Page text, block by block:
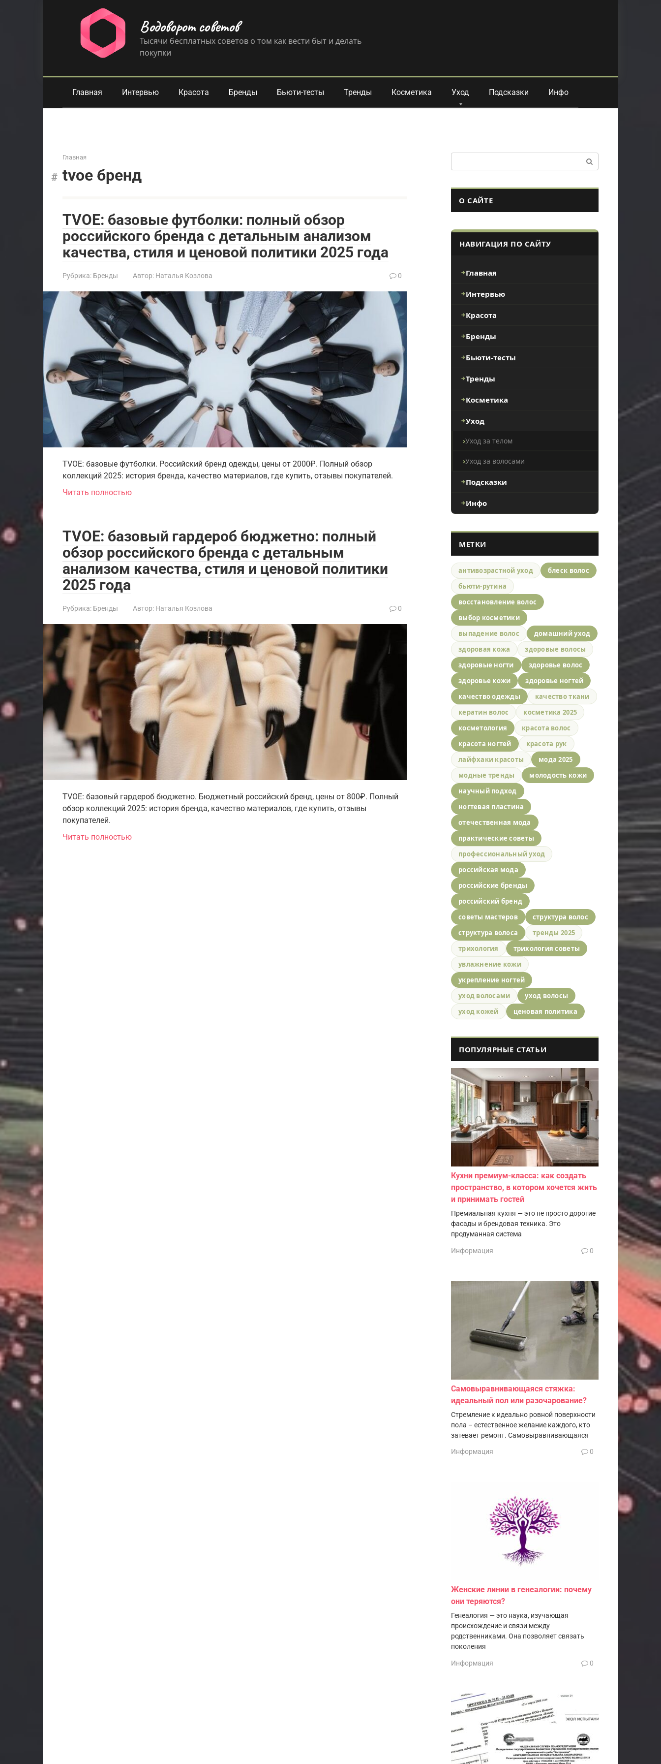
Водоворот советов
Тысячи бесплатных советов о том как вести быт и делать
покупки
Главная Интервью Красота Бренды Бьюти-тесты Тренды Косметика Уход Подсказки Инфо
Главная
tvoe бренд
TVOE: базовые футболки: полный обзор
российского бренда с детальным анализом
качества, стиля и ценовой политики 2025 года
Рубрика: Бренды Автор: Наталья Козлова 0
TVOE: базовые футболки. Российский бренд одежды, цены от 2000₽. Полный обзор
коллекций 2025: история бренда, качество материалов, где купить, отзывы покупателей.
Читать полностью
TVOE: базовый гардероб бюджетно: полный
обзор российского бренда с детальным
анализом качества, стиля и ценовой политики
2025 года
Рубрика: Бренды Автор: Наталья Козлова 0
TVOE: базовый гардероб бюджетно. Бюджетный российский бренд, цены от 800₽. Полный
обзор коллекций 2025: история бренда, качество материалов, где купить, отзывы
покупателей.
Читать полностью
О САЙТЕ
НАВИГАЦИЯ ПО САЙТУ
Главная
Интервью
Красота
Бренды
Бьюти-тесты
Тренды
Косметика
Уход
Уход за телом
Уход за волосами
Подсказки
Инфо
МЕТКИ
антивозрастной уход
блеск волос
бьюти-рутина
восстановление волос
выбор косметики
выпадение волос
домашний уход
здоровая кожа
здоровые волосы
здоровые ногти
здоровье волос
здоровье кожи
здоровье ногтей
качество одежды
качество ткани
кератин волос
косметика 2025
косметология
красота волос
красота ногтей
красота рук
лайфхаки красоты
мода 2025
модные тренды
молодость кожи
научный подход
ногтевая пластина
отечественная мода
практические советы
профессиональный уход
российская мода
российские бренды
российский бренд
советы мастеров
структура волос
структура волоса
тренды 2025
трихология
трихология советы
увлажнение кожи
укрепление ногтей
уход волосами
уход волосы
уход кожей
ценовая политика
ПОПУЛЯРНЫЕ СТАТЬИ
Кухни премиум-класса: как создать
пространство, в котором хочется жить
и принимать гостей
Премиальная кухня — это не просто дорогие
фасады и брендовая техника. Это
продуманная система
Информация 0
Самовыравнивающаяся стяжка:
идеальный пол или разочарование?
Стремление к идеально ровной поверхности
пола – естественное желание каждого, кто
затевает ремонт. Самовыравнивающаяся
Информация 0
Женские линии в генеалогии: почему
они теряются?
Генеалогия — это наука, изучающая
происхождение и связи между
родственниками. Она позволяет связать
поколения
Информация 0